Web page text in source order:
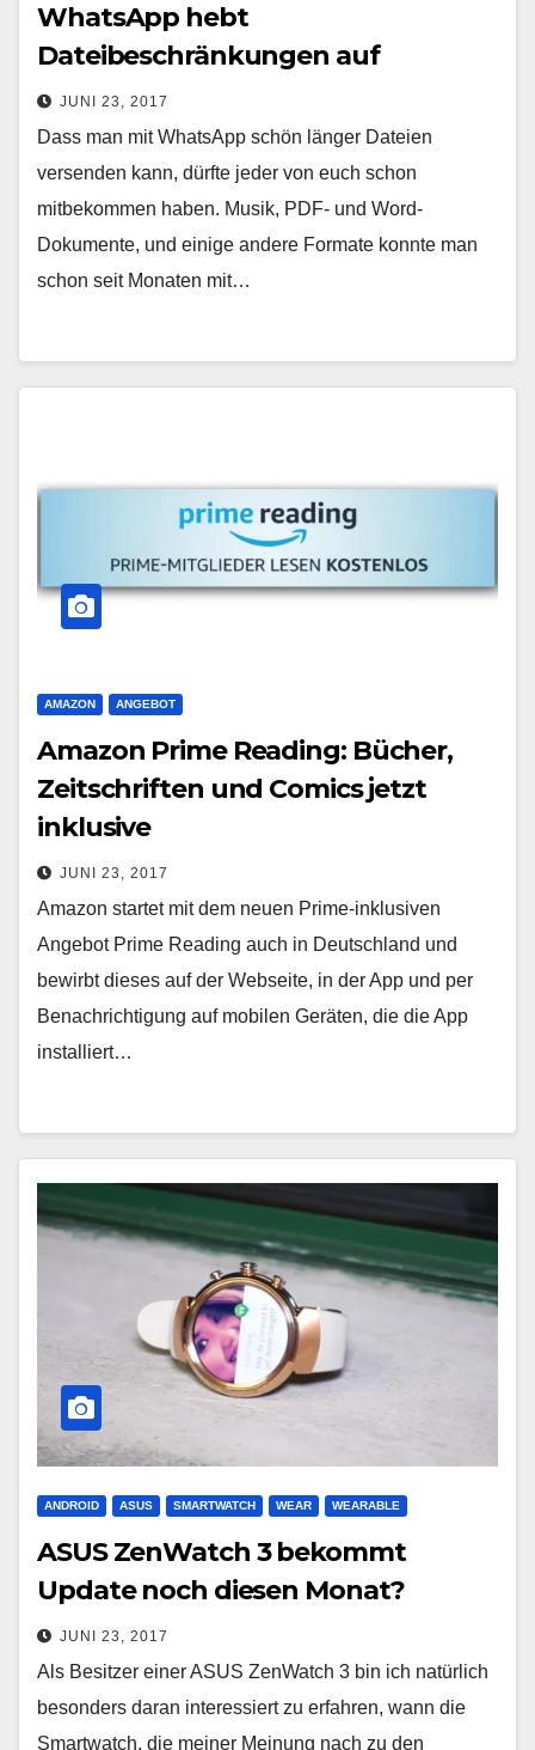
WhatsApp hebt
Dateibeschränkungen auf
JUNI 23, 2017
Dass man mit WhatsApp schön länger Dateien
versenden kann, dürfte jeder von euch schon
mitbekommen haben. Musik, PDF- und Word-
Dokumente, und einige andere Formate konnte man
schon seit Monaten mit…
AMAZON ANGEBOT
Amazon Prime Reading: Bücher,
Zeitschriften und Comics jetzt
inklusive
JUNI 23, 2017
Amazon startet mit dem neuen Prime-inklusiven
Angebot Prime Reading auch in Deutschland und
bewirbt dieses auf der Webseite, in der App und per
Benachrichtigung auf mobilen Geräten, die die App
installiert…
ANDROID ASUS SMARTWATCH WEAR WEARABLE
ASUS ZenWatch 3 bekommt
Update noch diesen Monat?
JUNI 23, 2017
Als Besitzer einer ASUS ZenWatch 3 bin ich natürlich
besonders daran interessiert zu erfahren, wann die
Smartwatch, die meiner Meinung nach zu den